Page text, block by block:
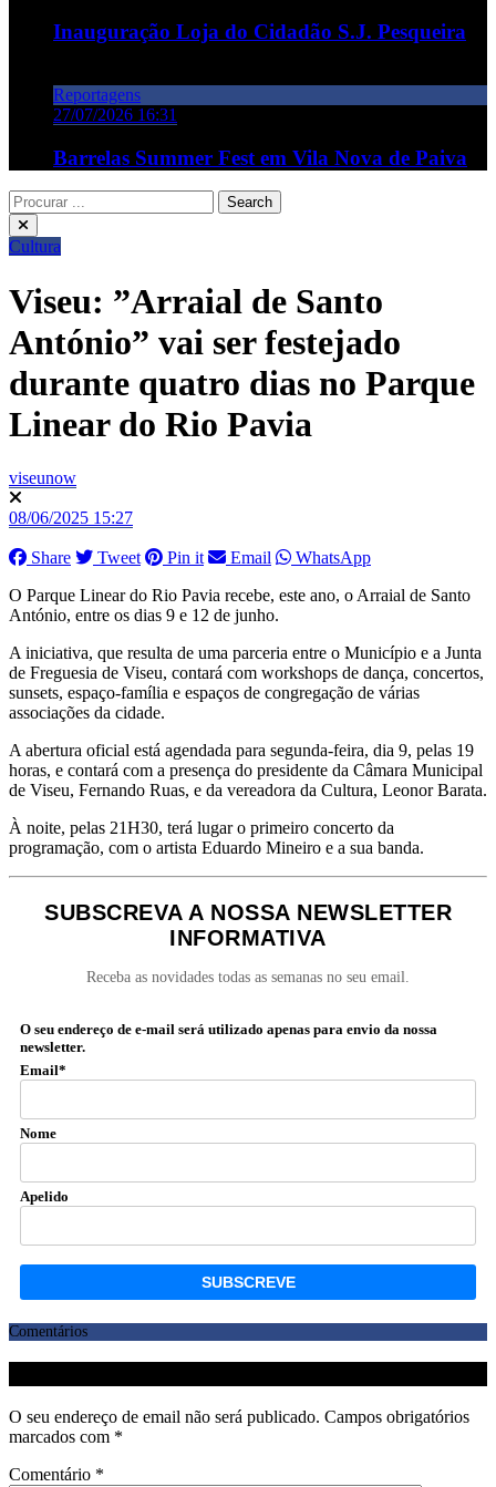
Inauguração Loja do Cidadão S.J. Pesqueira
Reportagens
27/07/2026 16:31
Barrelas Summer Fest em Vila Nova de Paiva
Cultura
Viseu: ”Arraial de Santo
António” vai ser festejado
durante quatro dias no Parque
Linear do Rio Pavia
viseunow
08/06/2025 15:27
Share Tweet Pin it Email
WhatsApp
O Parque Linear do Rio Pavia recebe, este ano, o Arraial de Santo
António, entre os dias 9 e 12 de junho.
A iniciativa, que resulta de uma parceria entre o Município e a Junta
de Freguesia de Viseu, contará com workshops de dança, concertos,
sunsets, espaço-família e espaços de congregação de várias
associações da cidade.
A abertura oficial está agendada para segunda-feira, dia 9, pelas 19
horas, e contará com a presença do presidente da Câmara Municipal
de Viseu, Fernando Ruas, e da vereadora da Cultura, Leonor Barata.
À noite, pelas 21H30, terá lugar o primeiro concerto da
programação, com o artista Eduardo Mineiro e a sua banda.
SUBSCREVA A NOSSA NEWSLETTER
INFORMATIVA
Receba as novidades todas as semanas no seu email.
O seu endereço de e-mail será utilizado apenas para envio da nossa
newsletter.
Email*
Nome
Apelido
Comentários
O seu endereço de email não será publicado. Campos obrigatórios
marcados com *
Comentário *